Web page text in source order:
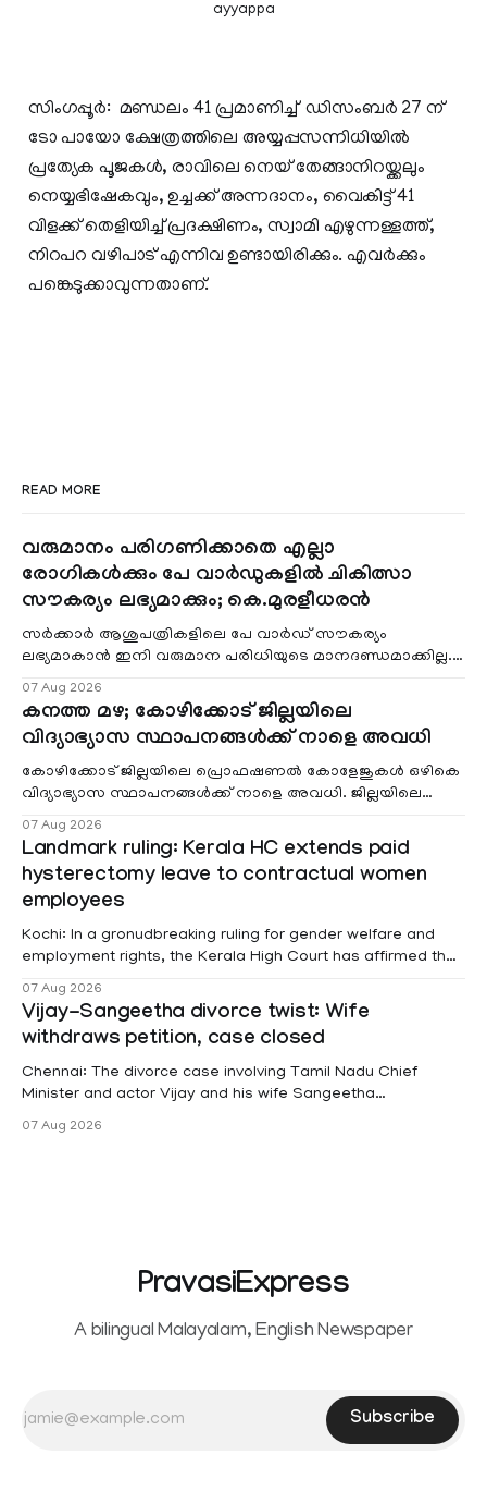
ayyappa
സിംഗപ്പൂര്‍: മണ്ഡലം 41 പ്രമാണിച്ച് ഡിസംബര്‍ 27 ന്
ടോ പായോ ക്ഷേത്രത്തിലെ അയ്യപ്പസന്നിധിയില്‍
പ്രത്യേക പൂജകള്‍, രാവിലെ നെയ് തേങ്ങാനിറയ്ക്കലും
നെയ്യഭിഷേകവും, ഉച്ചക്ക് അന്നദാനം, വൈകിട്ട് 41
വിളക്ക് തെളിയിച്ച് പ്രദക്ഷിണം, സ്വാമി എഴുന്നള്ളത്ത്,
നിറപറ വഴിപാട് എന്നിവ ഉണ്ടായിരിക്കും. എവര്‍ക്കും
പങ്കെടുക്കാവുന്നതാണ്.
READ MORE
വരുമാനം പരിഗണിക്കാതെ എല്ലാ
രോഗികൾക്കും പേ വാർഡുകളിൽ ചികിത്സാ
സൗകര്യം ലഭ്യമാക്കും; കെ.മുരളീധരൻ
സർക്കാർ ആശുപത്രികളിലെ പേ വാർഡ് സൗകര്യം
ലഭ്യമാകാൻ ഇനി വരുമാന പരിധിയുടെ മാനദണ്ഡമാക്കില്ല.
07 Aug 2026
കനത്ത മഴ; കോഴിക്കോട് ജില്ലയിലെ
വിദ്യാഭ്യാസ സ്ഥാപനങ്ങൾക്ക് നാളെ അവധി
കോഴിക്കോട് ജില്ലയിലെ പ്രൊഫഷണൽ കോളേജുകൾ ഒഴികെ
വിദ്യാഭ്യാസ സ്ഥാപനങ്ങൾക്ക് നാളെ അവധി. ജില്ലയിലെ
07 Aug 2026
Landmark ruling: Kerala HC extends paid
hysterectomy leave to contractual women
employees
Kochi: In a gronudbreaking ruling for gender welfare and
employment rights, the Kerala High Court has affirmed that
projects are eligible for paid medical leave following
hysterectomy surgery under the Kerala Service Rules
(KSR). The court noted that since essential benefits like
maternity
07 Aug 2026
Vijay-Sangeetha divorce twist: Wife
withdraws petition, case closed
Chennai: The divorce case involving Tamil Nadu Chief
Minister and actor Vijay and his wife Sangeetha
Sowrnalingam has taken a new turn after Sangeetha
07 Aug 2026
PravasiExpress
A bilingual Malayalam, English Newspaper
Subscribe